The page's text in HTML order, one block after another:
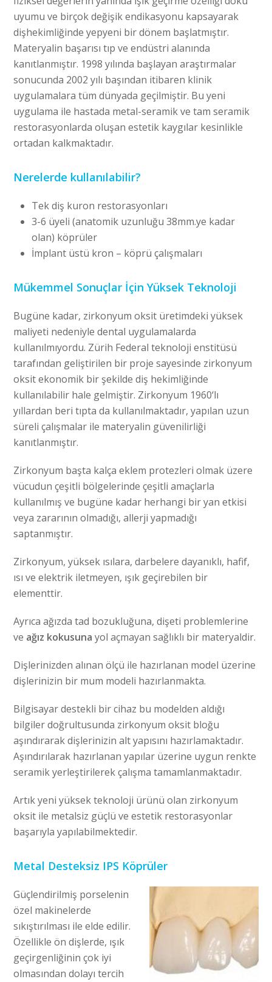
uyumu ve birçok değişik endikasyonu kapsayarak
dişhekimliğinde yepyeni bir dönem başlatmıştır.
Materyalin başarısı tıp ve endüstri alanında
kanıtlanmıştır. 1998 yılında başlayan araştırmalar
sonucunda 2002 yılı başından itibaren klinik
uygulamalara tüm dünyada geçilmiştir. Bu yeni
uygulama ile hastada metal-seramik ve tam seramik
restorasyonlarda oluşan estetik kaygılar kesinlikle
ortadan kalkmaktadır.
Nerelerde kullanılabilir?
Tek diş kuron restorasyonları
3-6 üyeli (anatomik uzunluğu 38mm.ye kadar
olan) köprüler
İmplant üstü kron – köprü çalışmaları
Mükemmel Sonuçlar İçin Yüksek Teknoloji
Bugüne kadar, zirkonyum oksit üretimdeki yüksek
maliyeti nedeniyle dental uygulamalarda
kullanılmıyordu. Zürih Federal teknoloji enstitüsü
tarafından geliştirilen bir proje sayesinde zirkonyum
oksit ekonomik bir şekilde diş hekimliğinde
kullanılabilir hale gelmiştir. Zirkonyum 1960‘lı
yıllardan beri tıpta da kullanılmaktadır, yapılan uzun
süreli çalışmalar ile materyalin güvenilirliği
kanıtlanmıştır.
Zirkonyum başta kalça eklem protezleri olmak üzere
vücudun çeşitli bölgelerinde çeşitli amaçlarla
kullanılmış ve bugüne kadar herhangi bir yan etkisi
veya zararının olmadığı, allerji yapmadığı
saptanmıştır.
Zirkonyum, yüksek ısılara, darbelere dayanıklı, hafif,
ısı ve elektrik iletmeyen, ışık geçirebilen bir
elementtir.
Ayrıca ağızda tad bozukluğuna, dişeti problemlerine
ve ağız kokusuna yol açmayan sağlıklı bir materyaldir.
Dişlerinizden alınan ölçü ile hazırlanan model üzerine
dişlerinizin bir mum modeli hazırlanmakta.
Bilgisayar destekli bir cihaz bu modelden aldığı
bilgiler doğrultusunda zirkonyum oksit bloğu
aşındırarak dişlerinizin alt yapısını hazırlamaktadır.
Aşındırılarak hazırlanan yapılar üzerine uygun renkte
seramik yerleştirilerek çalışma tamamlanmaktadır.
Artık yeni yüksek teknoloji ürünü olan zirkonyum
oksit ile metalsiz güçlü ve estetik restorasyonlar
başarıyla yapılabilmektedir.
Metal Desteksiz IPS Köprüler
Güçlendirilmiş porselenin
özel makinelerde
sıkıştırılması ile elde edilir.
Özellikle ön dişlerde, ışık
geçirgenliğinin çok iyi
olmasından dolayı tercih